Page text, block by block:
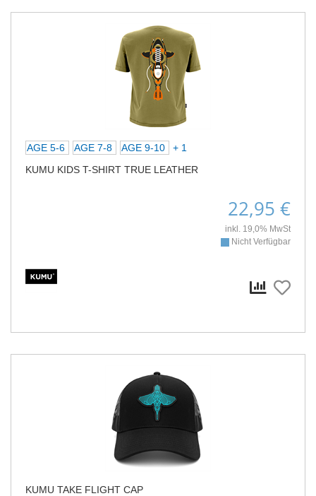
AGE 5-6 AGE 7-8 AGE 9-10
+ 1
KUMU KIDS T-SHIRT TRUE LEATHER
22,95 €
inkl. 19,0% MwSt
Nicht Verfügbar
KUMU TAKE FLIGHT CAP